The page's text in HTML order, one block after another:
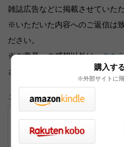
雑誌広告などに掲載させていた
※いただいた内容へのご返信は
ださい。
※ご意見・ご感想以外は、こち
さい。
ご意見・ご感想
購入す
※外部サイトに